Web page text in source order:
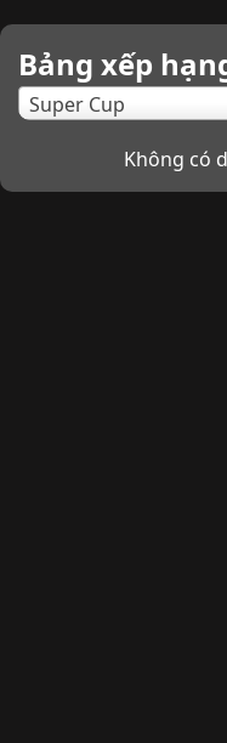
Bảng xếp
Super Cup
Không có